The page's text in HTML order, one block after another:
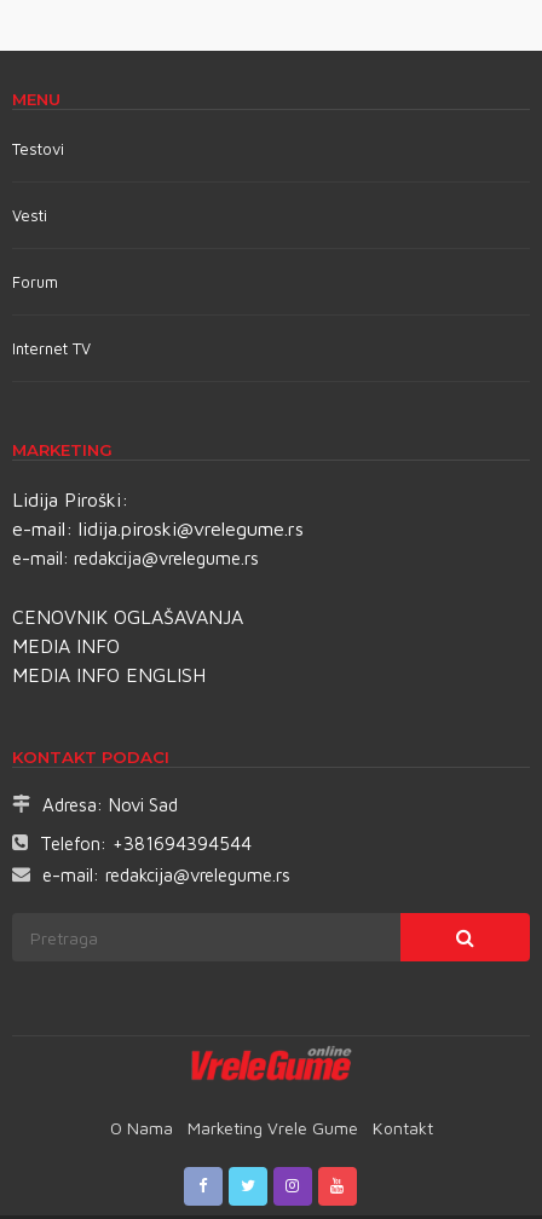
MENU
Testovi
Vesti
Forum
Internet TV
MARKETING
Lidija Piroški:
e-mail: lidija.piroski@vrelegume.rs
e-mail: redakcija@vrelegume.rs
CENOVNIK OGLAŠAVANJA
MEDIA INFO
MEDIA INFO ENGLISH
KONTAKT PODACI
Adresa: Novi Sad
Telefon: +381694394544
e-mail: redakcija@vrelegume.rs
O Nama Marketing Vrele Gume Kontakt